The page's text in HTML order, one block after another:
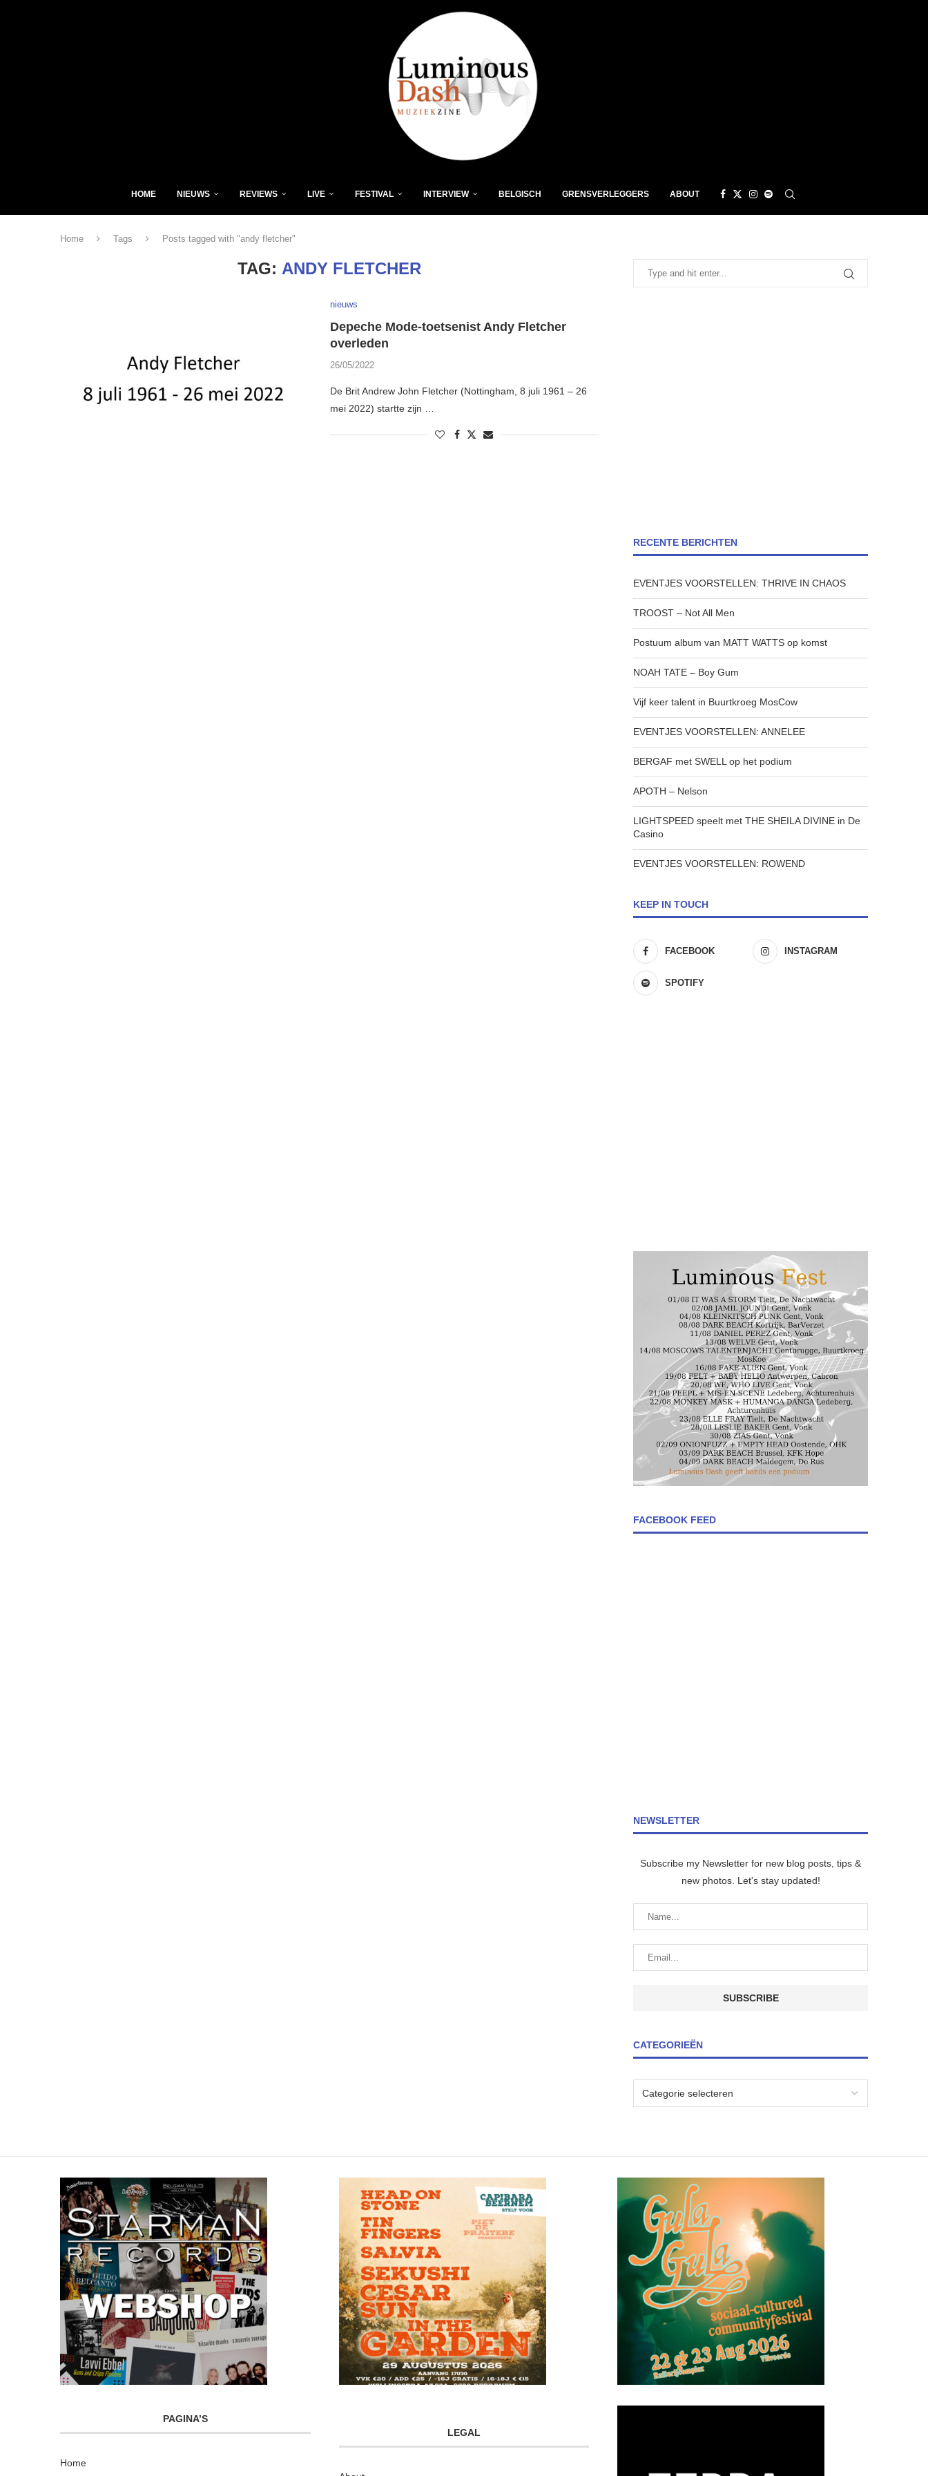
HOME NIEUWS REVIEWS LIVE FESTIVAL INTERVIEW BELGISCH GRENSVERLEGGERS ABOUT
Home Tags Posts tagged with "andy fletcher"
TAG: ANDY FLETCHER
nieuws
Depeche Mode-toetsenist Andy Fletcher
overleden
26/05/2022
De Brit Andrew John Fletcher (Nottingham, 8 juli 1961 – 26
mei 2022) startte zijn …
RECENTE BERICHTEN
EVENTJES VOORSTELLEN: THRIVE IN CHAOS
TROOST – Not All Men
Postuum album van MATT WATTS op komst
NOAH TATE – Boy Gum
Vijf keer talent in Buurtkroeg MosCow
EVENTJES VOORSTELLEN: ANNELEE
BERGAF met SWELL op het podium
APOTH – Nelson
LIGHTSPEED speelt met THE SHEILA DIVINE in De
Casino
EVENTJES VOORSTELLEN: ROWEND
KEEP IN TOUCH
FACEBOOK INSTAGRAM
SPOTIFY
FACEBOOK FEED
NEWSLETTER
Subscribe my Newsletter for new blog posts, tips &
new photos. Let's stay updated!
CATEGORIEËN
PAGINA’S
Home
LEGAL